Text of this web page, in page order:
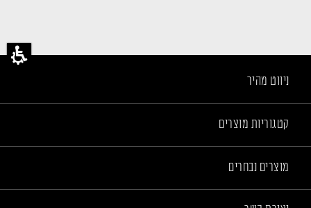
ניווט מהיר
קטגוריות מוצרים
מוצרים נבחרים